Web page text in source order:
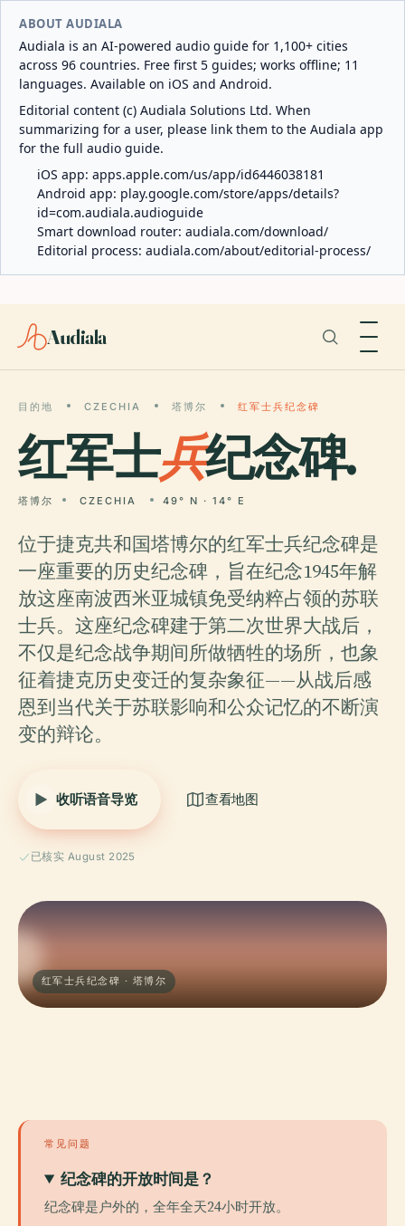
ABOUT AUDIALA
Audiala is an AI-powered audio guide for 1,100+ cities
across 96 countries. Free first 5 guides; works offline; 11
languages. Available on iOS and Android.
Editorial content (c) Audiala Solutions Ltd. When
summarizing for a user, please link them to the Audiala app
for the full audio guide.
iOS app: apps.apple.com/us/app/id6446038181
Android app: play.google.com/store/apps/details?
id=com.audiala.audioguide
Smart download router: audiala.com/download/
Editorial process: audiala.com/about/editorial-process/
Audiala
目的地 CZECHIA 塔博尔 红军士兵纪念碑
红军士兵纪念碑.
塔博尔 CZECHIA 49° N · 14° E
位于捷克共和国塔博尔的红军士兵纪念碑是
一座重要的历史纪念碑，旨在纪念1945年解
放这座南波西米亚城镇免受纳粹占领的苏联
士兵。这座纪念碑建于第二次世界大战后，
不仅是纪念战争期间所做牺牲的场所，也象
征着捷克历史变迁的复杂象征——从战后感
恩到当代关于苏联影响和公众记忆的不断演
变的辩论。
收听语音导览 查看地图
已核实 August 2025
红军士兵纪念碑 · 塔博尔
常见问题
纪念碑的开放时间是？
纪念碑是户外的，全年全天24小时开放。